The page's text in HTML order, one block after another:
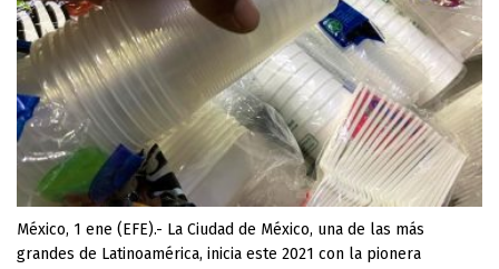
México, 1 ene (EFE).- La Ciudad de México, una de las más
grandes de Latinoamérica, inicia este 2021 con la pionera